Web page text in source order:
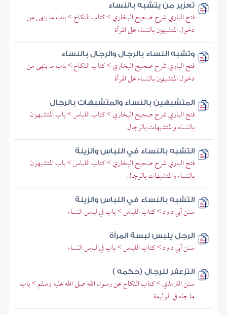
تعزير من يتشبه بالنساء
فتح الباري شرح صحيح البخاري > كتاب النكاح > باب ما ينهى من
دخول المتشبهين بالنساء على المرأة
وتشبه النساء بالرجال والرجال بالنساء
فتح الباري شرح صحيح البخاري > كتاب النكاح > باب ما ينهى من
دخول المتشبهين بالنساء على المرأة
المتشبهين بالنساء والمتشبهات بالرجال
فتح الباري شرح صحيح البخاري > كتاب اللباس > باب المتشبهون
بالنساء والمتشبهات بالرجال
التشبه بالنساء في اللباس والزينة
فتح الباري شرح صحيح البخاري > كتاب اللباس > باب المتشبهون
بالنساء والمتشبهات بالرجال
التشبه بالنساء في اللباس والزينة
سنن أبي داود > كتاب اللباس > باب في لباس النساء
الرجل يلبس لبسة المرأة
سنن أبي داود > كتاب اللباس > باب في لباس النساء
التزعفر للرجال (حكمه )
سنن الترمذي > كتاب النكاح عن رسول الله صلى الله عليه وسلم > باب
ما جاء في الوليمة